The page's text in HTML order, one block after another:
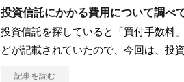
投資信託にかかる費用について調べ
投資信託を探していると「買付手数料
どが記載されていたので、今回は、投
記事を読む